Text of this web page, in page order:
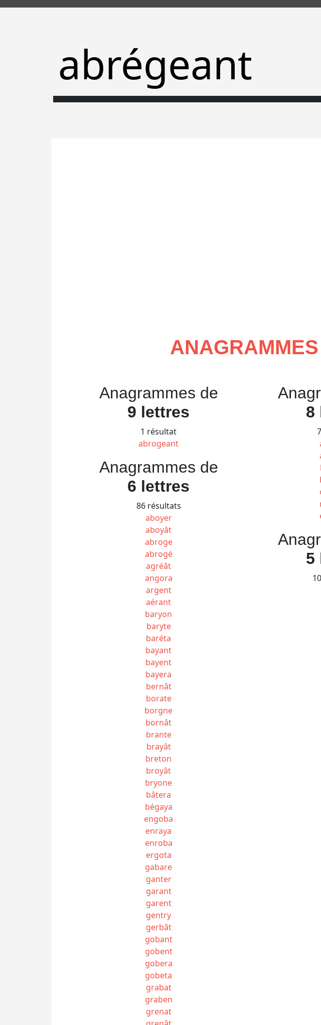
Anagrammes de
9 lettres
1 résultat
abrogeant
8
Anagrammes de
6 lettres
86 résultats
aboyer
aboyât
abroge
abrogé
agréât
angora
argent
aérant
baryon
baryte
baréta
bayant
bayent
bayera
bernât
borate
borgne
bornât
brante
brayât
breton
broyât
bryone
bâtera
bégaya
engoba
enraya
enroba
ergota
gabare
ganter
garant
garent
gentry
gerbât
gobant
gobent
gobera
gobeta
grabat
graben
grenat
5